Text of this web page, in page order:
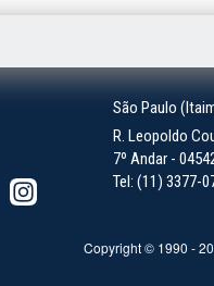
São Paulo
R. Leopoldo
7º Andar -
Tel: (11) 3377-
Copyright © 1990 -